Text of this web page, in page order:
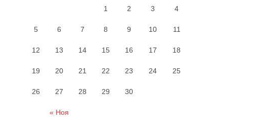
« Ноя
1 2 3 4
5 6 7 8 9 10 11
12 13 14 15 16 17 18
19 20 21 22 23 24 25
26 27 28 29 30